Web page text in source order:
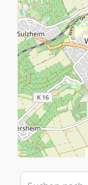
Suchen nach